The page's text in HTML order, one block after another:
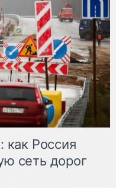
как Россия
сеть дорог